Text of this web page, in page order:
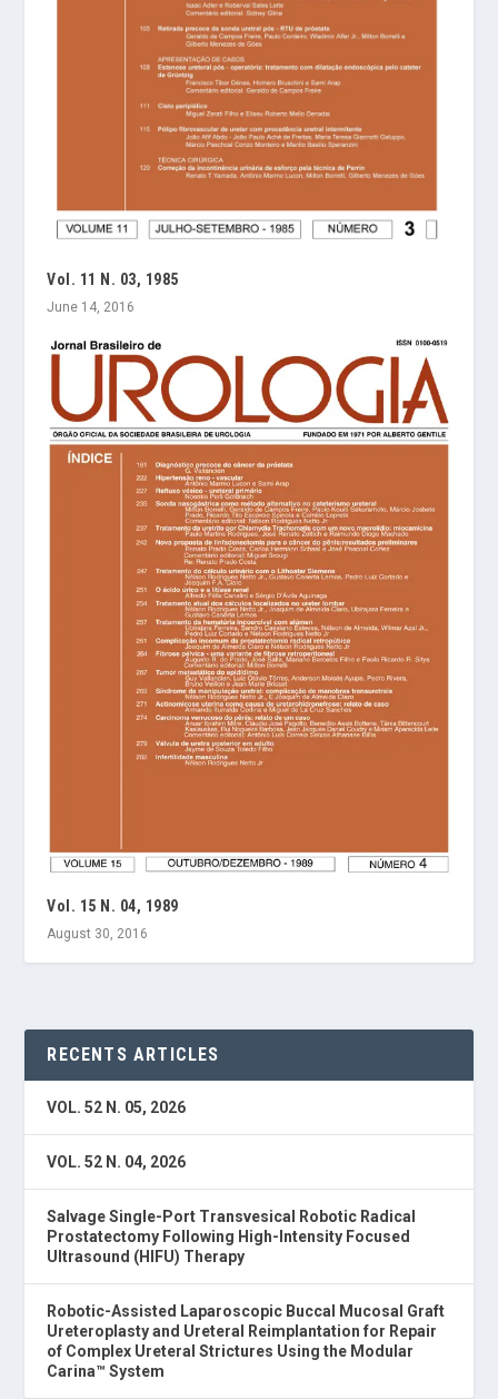
Vol. 11 N. 03, 1985
June 14, 2016
Vol. 15 N. 04, 1989
August 30, 2016
RECENTS ARTICLES
VOL. 52 N. 05, 2026
VOL. 52 N. 04, 2026
Salvage Single-Port Transvesical Robotic Radical
Prostatectomy Following High-Intensity Focused
Ultrasound (HIFU) Therapy
Robotic-Assisted Laparoscopic Buccal Mucosal Graft
Ureteroplasty and Ureteral Reimplantation for Repair
of Complex Ureteral Strictures Using the Modular
Carina™ System